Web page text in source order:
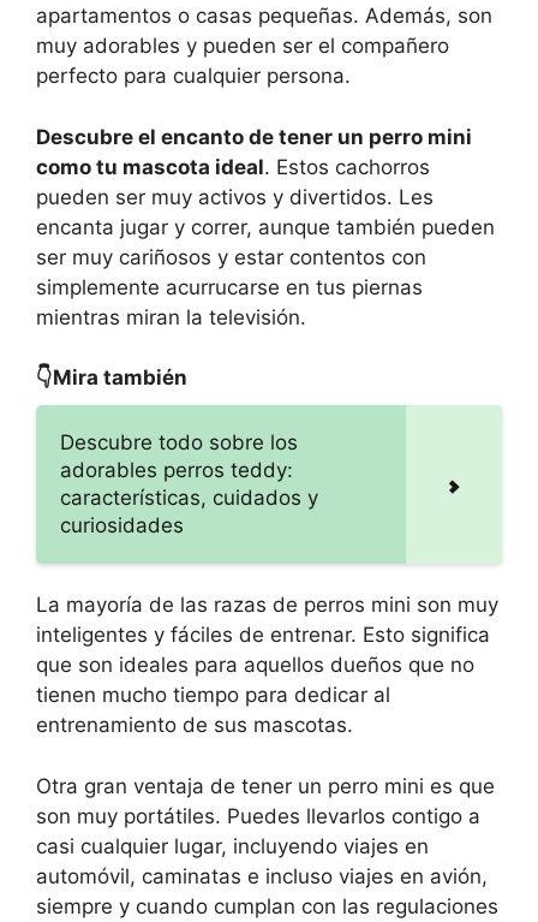
apartamentos o casas pequeñas. Además, son
muy adorables y pueden ser el compañero
perfecto para cualquier persona.
Descubre el encanto de tener un perro mini
como tu mascota ideal. Estos cachorros
pueden ser muy activos y divertidos. Les
encanta jugar y correr, aunque también pueden
ser muy cariñosos y estar contentos con
simplemente acurrucarse en tus piernas
mientras miran la televisión.
👇Mira también
Descubre todo sobre los
adorables perros teddy:
características, cuidados y
curiosidades
La mayoría de las razas de perros mini son muy
inteligentes y fáciles de entrenar. Esto significa
que son ideales para aquellos dueños que no
tienen mucho tiempo para dedicar al
entrenamiento de sus mascotas.
Otra gran ventaja de tener un perro mini es que
son muy portátiles. Puedes llevarlos contigo a
casi cualquier lugar, incluyendo viajes en
automóvil, caminatas e incluso viajes en avión,
siempre y cuando cumplan con las regulaciones